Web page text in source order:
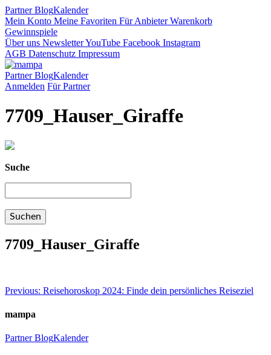
PartnerBlogKalender
Mein Konto Meine Favoriten Für AnbieterWarenkorb
Gewinnspiele
Über uns NewsletterYouTube Facebook Instagram
AGB Datenschutz Impressum
PartnerBlogKalender
Anmelden Für Partner
7709_Hauser_Giraffe
Suche
7709_Hauser_Giraffe
Beitragsnavigation
Previous: Reisehoroskop 2024: Finde dein persönliches Reiseziel
mampa
PartnerBlogKalender